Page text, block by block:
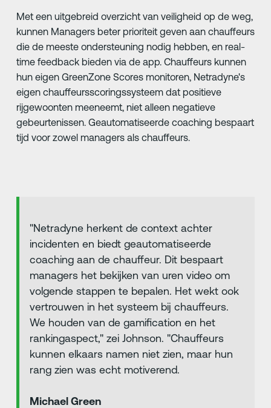
Met een uitgebreid overzicht van veiligheid op de weg,
kunnen Managers beter prioriteit geven aan chauffeurs
die de meeste ondersteuning nodig hebben, en real-
time feedback bieden via de app. Chauffeurs kunnen
hun eigen GreenZone Scores monitoren, Netradyne's
eigen chauffeursscoringssysteem dat positieve
rijgewoonten meeneemt, niet alleen negatieve
gebeurtenissen. Geautomatiseerde coaching bespaart
tijd voor zowel managers als chauffeurs.
"Netradyne herkent de context achter
incidenten en biedt geautomatiseerde
coaching aan de chauffeur. Dit bespaart
managers het bekijken van uren video om
volgende stappen te bepalen. Het wekt ook
vertrouwen in het systeem bij chauffeurs.
We houden van de gamification en het
rankingaspect," zei Johnson. "Chauffeurs
kunnen elkaars namen niet zien, maar hun
rang zien was echt motiverend.
Michael Green